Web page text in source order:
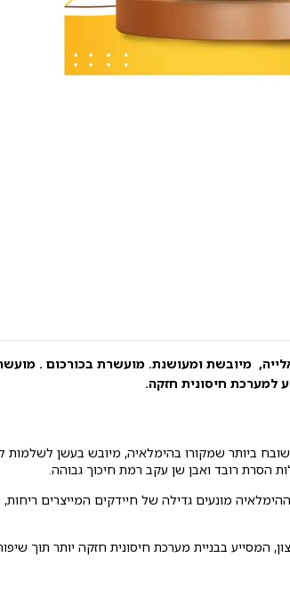
מיובשת ומעושנת. מועשרת בכורכום . מועשר
למערכת חיסונית חזקה.
הסרת רובד ואבן שן עקב רמת חיכוך גבוהה.
מונעים גדילה של חיידקים המייצרים
המסייע בבניית מערכת חיסונית חזקה יותר תוך